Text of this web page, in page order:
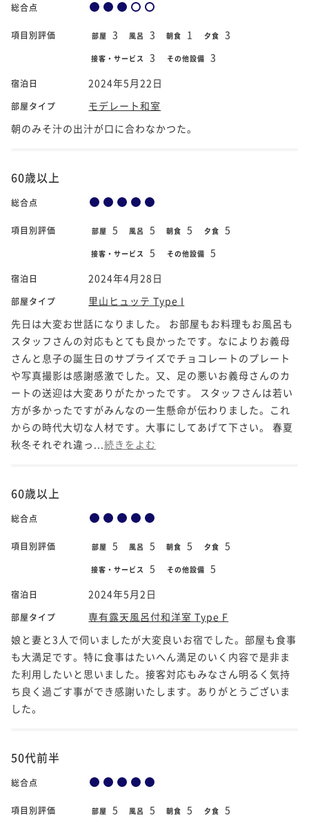
総合点
項目別評価 部屋 3 風呂 3 朝食 1 夕食 3
接客・サービス 3 その他設備 3
宿泊日 2024年5月22日
部屋タイプ
モデレート和室
朝のみそ汁の出汁が口に合わなかつた。
60歳以上
総合点
項目別評価 部屋 5 風呂 5 朝食 5 夕食 5
接客・サービス 5 その他設備 5
宿泊日 2024年4月28日
部屋タイプ
里山ヒュッテ Type I
先日は大変お世話になりました。 お部屋もお料理もお風呂も
スタッフさんの対応もとても良かったです。なによりお義母
さんと息子の誕生日のサプライズでチョコレートのプレート
や写真撮影は感謝感激でした。又、足の悪いお義母さんのカ
ートの送迎は大変ありがたかったです。 スタッフさんは若い
方が多かったですがみんなの一生懸命が伝わりました。これ
からの時代大切な人材です。大事にしてあげて下さい。 春夏
秋冬それぞれ違っ... 続きをよむ
60歳以上
総合点
項目別評価 部屋 5 風呂 5 朝食 5 夕食 5
接客・サービス 5 その他設備 5
宿泊日 2024年5月2日
部屋タイプ
専有露天風呂付和洋室 Type F
娘と妻と3人で伺いましたが大変良いお宿でした。部屋も食事
も大満足です。特に食事はたいへん満足のいく内容で是非ま
た利用したいと思いました。接客対応もみなさん明るく気持
ち良く過ごす事ができ感謝いたします。ありがとうございま
した。
50代前半
総合点
項目別評価 部屋 5 風呂 5 朝食 5 夕食 5